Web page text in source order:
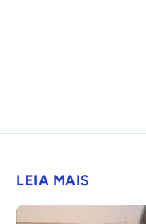
LEIA MAIS